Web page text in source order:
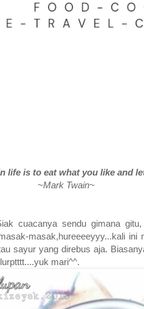
life is to eat what you like and
~Mark Twain~
cuacanya sendu gimana
masak,hureeeeyyy...kali ini
sayur yang direbus aja.
mari^^.